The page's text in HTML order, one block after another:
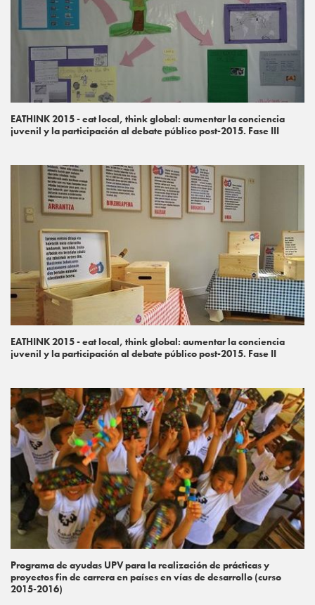
EATHINK 2015 - eat local, think global: aumentar la conciencia
juvenil y la participación al debate público post-2015. Fase III
EATHINK 2015 - eat local, think global: aumentar la conciencia
juvenil y la participación al debate público post-2015. Fase II
Programa de ayudas UPV para la realización de prácticas y
proyectos fin de carrera en países en vías de desarrollo (curso
2015-2016)